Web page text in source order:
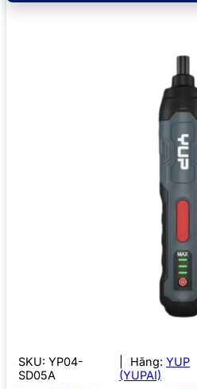
SKU: YP04-
SD05A
Hãng:YUP
(YUPAI)